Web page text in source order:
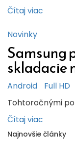
Čítaj viac
Novinky
Samsung
skladacie
Android Full HD
Tohtoročnými
Čítaj viac
Najnovšie články